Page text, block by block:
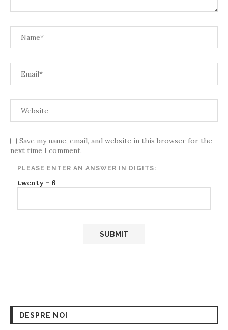
Save my name, email, and website in this browser for the
next time I comment.
PLEASE ENTER AN ANSWER IN DIGITS:
twenty − 6 =
DESPRE NOI